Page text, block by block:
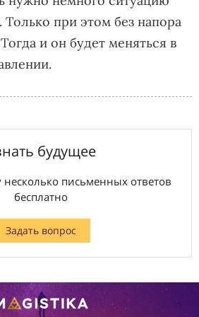
Только при этом без напора
и он будет меняться в
будущее
несколько письменных ответов
бесплатно
Задать вопрос